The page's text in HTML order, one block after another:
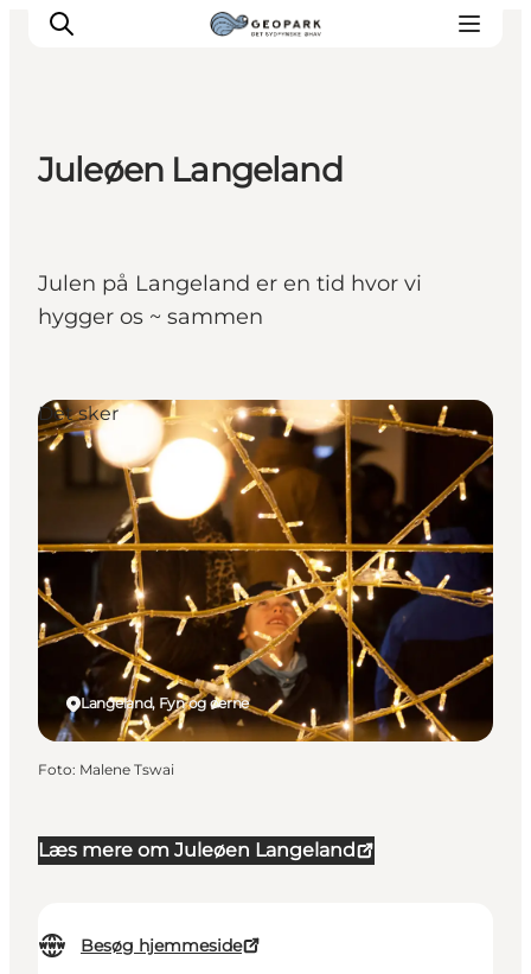
Juleøen Langeland
Julen på Langeland er en tid hvor vi
hygger os ~ sammen
Læs mere om Juleøen Langeland
Besøg hjemmeside
Langeland, Fyn og øerne
Det sker
Foto: Malene Tswai